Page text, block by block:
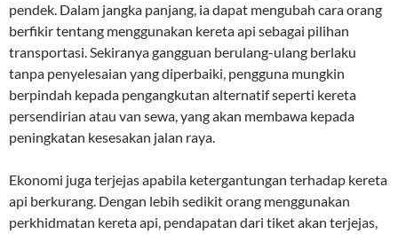
pendek. Dalam jangka panjang, ia dapat mengubah cara orang
berfikir tentang menggunakan kereta api sebagai pilihan
transportasi. Sekiranya gangguan berulang-ulang berlaku
tanpa penyelesaian yang diperbaiki, pengguna mungkin
berpindah kepada pengangkutan alternatif seperti kereta
persendirian atau van sewa, yang akan membawa kepada
peningkatan kesesakan jalan raya.
Ekonomi juga terjejas apabila ketergantungan terhadap kereta
api berkurang. Dengan lebih sedikit orang menggunakan
perkhidmatan kereta api, pendapatan dari tiket akan terjejas,